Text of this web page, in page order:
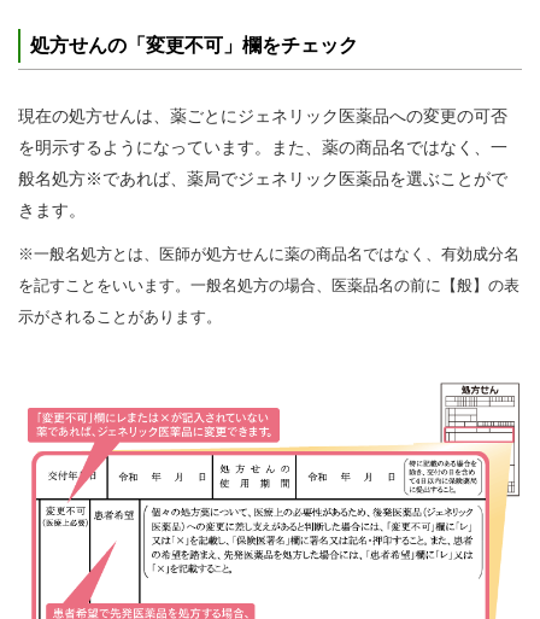
処方せんの「変更不可」欄をチェック
現在の処方せんは、薬ごとにジェネリック医薬品への変更の可否
を明示するようになっています。また、薬の商品名ではなく、一
般名処方※であれば、薬局でジェネリック医薬品を選ぶことがで
きます。
※一般名処方とは、医師が処方せんに薬の商品名ではなく、有効成分名
を記すことをいいます。一般名処方の場合、医薬品名の前に【般】の表
示がされることがあります。